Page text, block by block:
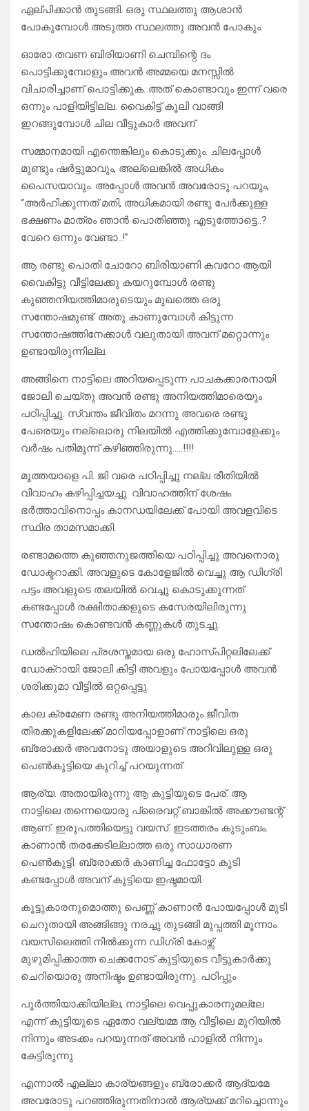
ഏല്പിക്കാൻ തുടങ്ങി. ഒരു സ്ഥലത്തു ആശാൻ
പോകുമ്പോൾ അടുത്ത സ്ഥലത്തു അവൻ പോകും.
ഓരോ തവണ ബിരിയാണി ചെമ്പിന്റെ ദം
പൊട്ടിക്കുമ്പോളും അവൻ അമ്മയെ മനസ്സിൽ
വിചാരിച്ചാണ് പൊട്ടിക്കുക. അത് കൊണ്ടാവും ഇന്ന് വരെ
ഒന്നും പാളിയിട്ടില്ല. വൈകിട്ട് കൂലി വാങ്ങി
ഇറങ്ങുമ്പോൾ ചില വീട്ടുകാർ അവന്
സമ്മാനമായി എന്തെങ്കിലും കൊടുക്കും. ചിലപ്പോൾ
മുണ്ടും ഷർട്ടുമാവും, അല്ലെങ്കിൽ അധികം
പൈസയാവും. അപ്പോൾ അവൻ അവരോടു പറയും,
“അർഹിക്കുന്നത് മതി, അധികമായി രണ്ടു പേർക്കുള്ള
ഭക്ഷണം മാത്രം ഞാൻ പൊതിഞ്ഞു എടുത്തോട്ടെ..?
വേറെ ഒന്നും വേണ്ടാ..!”
ആ രണ്ടു പൊതി ചോറോ ബിരിയാണി കവറോ ആയി
വൈകിട്ടു വീട്ടിലേക്കു കയറുമ്പോൾ രണ്ടു
കുഞ്ഞനിയത്തിമാരുടെയും മുഖത്തെ ഒരു
സന്തോഷമുണ്ട്. അതു കാണുമ്പോൾ കിട്ടുന്ന
സന്തോഷത്തിനേക്കാൾ വലുതായി അവന് മറ്റൊന്നും
ഉണ്ടായിരുന്നില്ല.
അങ്ങിനെ നാട്ടിലെ അറിയപ്പെടുന്ന പാചകക്കാരനായി
ജോലി ചെയ്തു അവൻ രണ്ടു അനിയത്തിമാരെയും
പഠിപ്പിച്ചു. സ്വന്തം ജീവിതം മറന്നു അവരെ രണ്ടു
പേരെയും നല്ലൊരു നിലയിൽ എത്തിക്കുമ്പോളേക്കും
വർഷം പതിമൂന്ന് കഴിഞ്ഞിരുന്നു…..!!!!
മൂത്തയാളെ പി. ജി വരെ പഠിപ്പിച്ചു നല്ല രീതിയിൽ
വിവാഹം കഴിപ്പിച്ചയച്ചു. വിവാഹത്തിന് ശേഷം
ഭർത്താവിനൊപ്പം കാനഡയിലേക്ക് പോയി അവളവിടെ
സ്ഥിര താമസമാക്കി.
രണ്ടാമത്തെ കുഞ്ഞനുജത്തിയെ പഠിപ്പിച്ചു അവനൊരു
ഡോക്ടറാക്കി. അവളുടെ കോളേജിൽ വെച്ചു ആ ഡിഗ്രി
പട്ടം അവളുടെ തലയിൽ വെച്ചു കൊടുക്കുന്നത്
കണ്ടപ്പോൾ രക്ഷിതാക്കളുടെ കസേരയിലിരുന്നു
സന്തോഷം കൊണ്ടവൻ കണ്ണുകൾ തുടച്ചു.
ഡൽഹിയിലെ പ്രശസ്തമായ ഒരു ഹോസ്പിറ്റലിലേക്ക്
ഡോക്റായി ജോലി കിട്ടി അവളും പോയപ്പോൾ അവൻ
ശരിക്കുമാ വീട്ടിൽ ഒറ്റപ്പെട്ടു.
കാല ക്രമേണ രണ്ടു അനിയത്തിമാരും ജീവിത
തിരക്കുകളിലേക്ക് മാറിയപ്പോളാണ് നാട്ടിലെ ഒരു
ബ്രോക്കർ അവനോടു അയാളുടെ അറിവിലുള്ള ഒരു
പെൺകുട്ടിയെ കുറിച്ച് പറയുന്നത്.
ആര്യ. അതായിരുന്നു ആ കുട്ടിയുടെ പേര്. ആ
നാട്ടിലെ തന്നെയൊരു പ്രൈവറ്റ് ബാങ്കിൽ അക്കൗണ്ടന്റ്
ആണ്. ഇരുപത്തിയെട്ടു വയസ്. ഇടത്തരം കുടുംബം.
കാണാൻ തരക്കേടില്ലാത്ത ഒരു സാധാരണ
പെൺകുട്ടി. ബ്രോക്കർ കാണിച്ച ഫോട്ടോ കൂടി
കണ്ടപ്പോൾ അവന് കുട്ടിയെ ഇഷ്ടമായി.
കൂട്ടുകാരനുമൊത്തു പെണ്ണ് കാണാൻ പോയപ്പോൾ മുടി
ചെറുതായി അങ്ങിങ്ങു നരച്ചു തുടങ്ങി മുപ്പത്തി മൂന്നാം
വയസിലെത്തി നിൽക്കുന്ന ഡിഗ്രി കോഴ്സ്
മുഴുമിപ്പിക്കാത്ത ചെക്കനോട് കുട്ടിയുടെ വീട്ടുകാർക്കു
ചെറിയൊരു അനിഷ്ടം ഉണ്ടായിരുന്നു. പഠിപ്പും
പൂർത്തിയാക്കിയില്ല, നാട്ടിലെ വെപ്പുകാരനുമല്ലേ
എന്ന് കുട്ടിയുടെ ഏതോ വല്യമ്മ ആ വീട്ടിലെ മുറിയിൽ
നിന്നും അടക്കം പറയുന്നത് അവൻ ഹാളിൽ നിന്നും
കേട്ടിരുന്നു.
എന്നാൽ എല്ലാ കാര്യങ്ങളും ബ്രോക്കർ ആദ്യമേ
അവരോടു പറഞ്ഞിരുന്നതിനാൽ ആര്യക്ക് മറിച്ചൊന്നും